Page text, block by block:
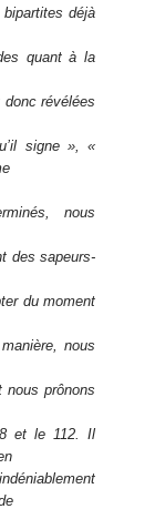
déjà
quant à la
révélées
signe », «
nous
des sapeurs-
du moment
nous
nous prônons
et le 112. Il